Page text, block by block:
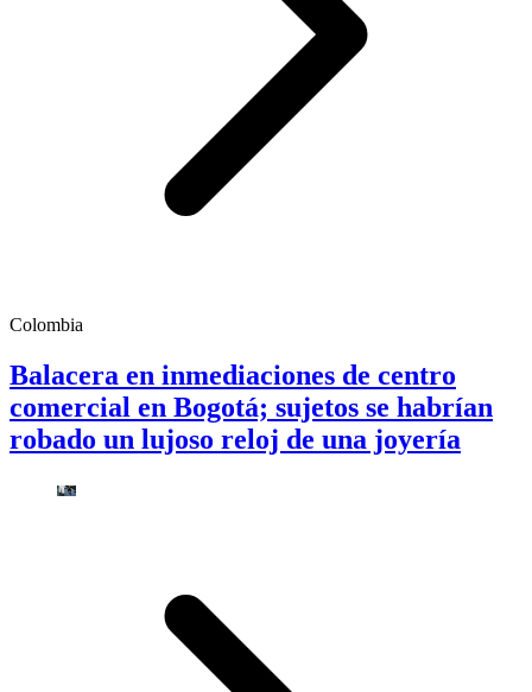
Colombia
Balacera en inmediaciones de centro
comercial en Bogotá; sujetos se habrían
robado un lujoso reloj de una joyería